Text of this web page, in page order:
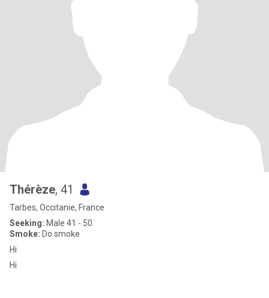
Thérèze, 41
Tarbes, Occitanie, France
Seeking: Male 41 - 50
Smoke: Do smoke
Hi
Hi